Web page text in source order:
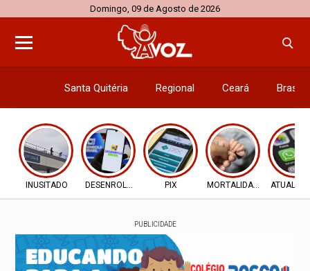
Domingo, 09 de Agosto de 2026
Santa Quitéria Regional Ceará Brasil
INUSITADO DESENROLA 2.0 PIX MORTALIDADE INFANTIL
PUBLICIDADE